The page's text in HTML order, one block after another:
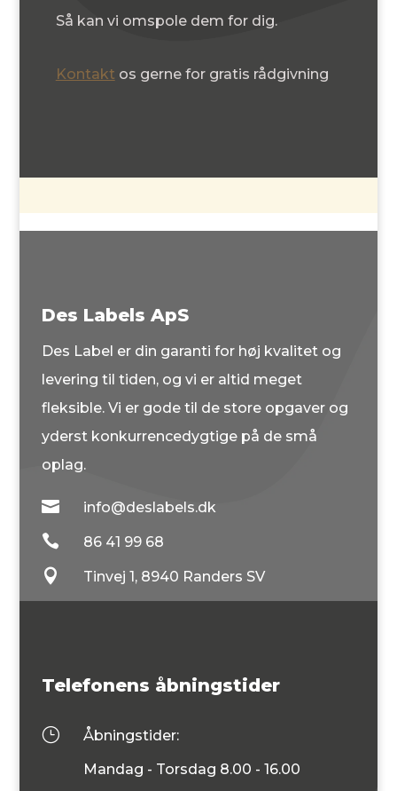
Så kan vi omspole dem for dig.
Kontakt os gerne for gratis rådgivning
Des Labels ApS
Des Label er din garanti for høj kvalitet og
levering til tiden, og vi er altid meget
fleksible. Vi er gode til de store opgaver og
yderst konkurrencedygtige på de små
oplag.
 info@deslabels.dk
 86 41 99 68
 Tinvej 1, 8940 Randers SV
Telefonens åbningstider
}
Åbningstider:
Mandag - Torsdag 8.00 - 16.00